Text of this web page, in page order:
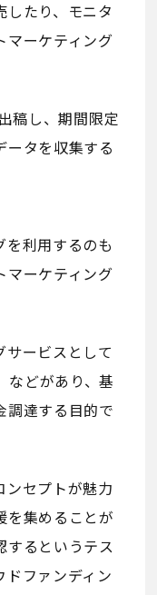
たり、モニタ
マーケティング
稿し、期間限定
ータを収集する
利用するのも
マーケティング
ービスとして
などがあり、基
調達する目的で
ンセプトが魅力
を集めることが
するというテス
ドファンディン